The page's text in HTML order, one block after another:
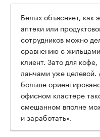
Белых объясняет, как
аптеки или
сотрудников можно
сравнению с
клиент. Зато для
ланчами уже
больше
офисном кластере
смешанном вполне
и заработать».